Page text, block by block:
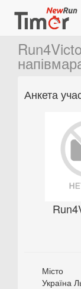
Анкета
Місто
Україна